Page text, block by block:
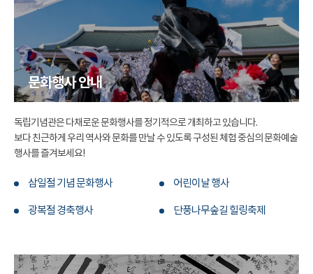
문화행사 안내
독립기념관은 다채로운 문화행사를 정기적으로 개최하고 있습니다.
보다 친근하게 우리 역사와 문화를 만날 수 있도록 구성된 체험 중심의 문화예술
행사를 즐겨보세요!
삼일절 기념 문화행사 어린이날 행사
광복절 경축행사 단풍나무숲길 힐링축제